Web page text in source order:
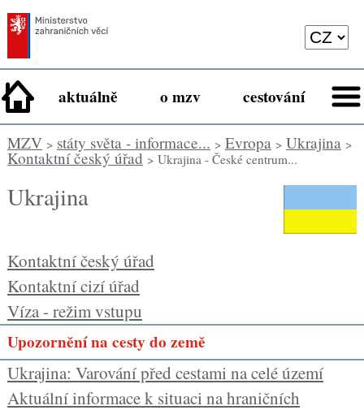
aktuálně o mzv cestování
MZV> státy světa - informace... > Evropa> Ukrajina>
Kontaktní český úřad > Ukrajina - České centrum...
Ukrajina
Kontaktní český úřad
Kontaktní cizí úřad
Víza - režim vstupu
Upozornění na cesty do země
Ukrajina: Varování před cestami na celé území
Aktuální informace k situaci na hraničních